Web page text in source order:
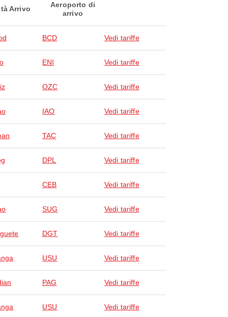
Arrivo
Aeroporto di
arrivo
BCD Vedi tariffe
ENI Vedi tariffe
OZC Vedi tariffe
IAO Vedi tariffe
TAC Vedi tariffe
DPL Vedi tariffe
CEB Vedi tariffe
SUG Vedi tariffe
DGT Vedi tariffe
USU Vedi tariffe
PAG Vedi tariffe
USU Vedi tariffe